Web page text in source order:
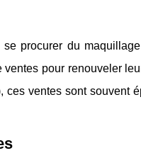
procurer du
pour renouveler
ventes sont souvent